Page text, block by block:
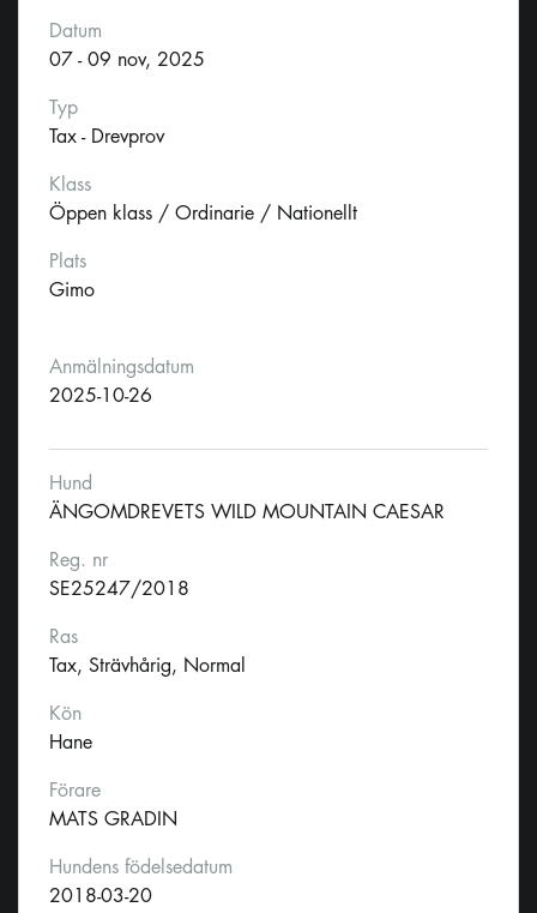
Datum
07 - 09 nov, 2025
Typ
Tax - Drevprov
Klass
Öppen klass / Ordinarie / Nationellt
Plats
Gimo
Anmälningsdatum
2025-10-26
Hund
ÄNGOMDREVETS WILD MOUNTAIN CAESAR
Reg. nr
SE25247/2018
Ras
Tax, Strävhårig, Normal
Kön
Hane
Förare
MATS GRADIN
Hundens födelsedatum
2018-03-20